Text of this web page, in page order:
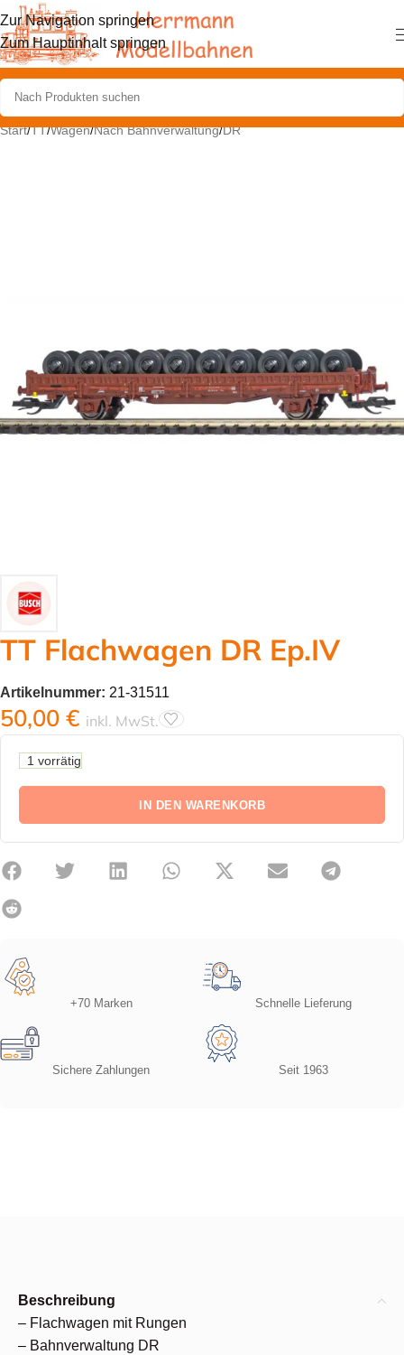
Zur Navigation springen
Zum Hauptinhalt springen
Start/TT/Wagen/Nach Bahnverwaltung/DR
TT Flachwagen DR Ep.IV
Artikelnummer: 21-31511
50,00 € inkl. MwSt.
1 vorrätig
IN DEN WARENKORB
+70 Marken Schnelle Lieferung
Sichere Zahlungen Seit 1963
Beschreibung
– Flachwagen mit Rungen
– Bahnverwaltung DR